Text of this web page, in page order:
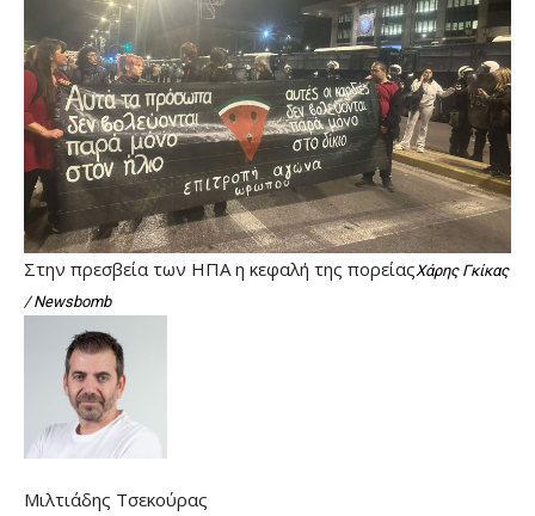
Στην πρεσβεία των ΗΠΑ η κεφαλή της πορείαςΧάρης Γκίκας
/ Newsbomb
Μιλτιάδης Τσεκούρας